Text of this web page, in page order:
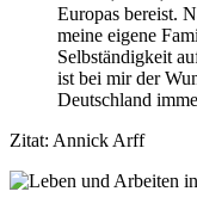
Europas bereist.
meine eigene
Selbständigkeit
ist bei mir der
Deutschland
Zitat: Annick Arff